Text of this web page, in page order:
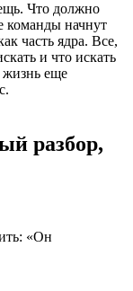
Что должно
команды начнут
часть ядра. Все,
и что искать
жизнь еще
разбор,
«Он